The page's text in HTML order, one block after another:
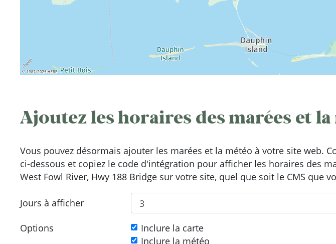
Ajoutez les horaires des marées et
Vous pouvez désormais ajouter les marées et la météo à votre site web.
ci-dessous et copiez le code d'intégration pour afficher les horaires des
West Fowl River, Hwy 188 Bridge sur votre site, quel que soit le CMS que
Jours à afficher
Options
Inclure la carte
Inclure la météo